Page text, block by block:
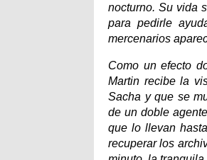
nocturno. Su vida
para pedirle
mercenarios
Como un efecto
Martin recibe la
Sacha y que se
de un doble
que lo llevan
recuperar los